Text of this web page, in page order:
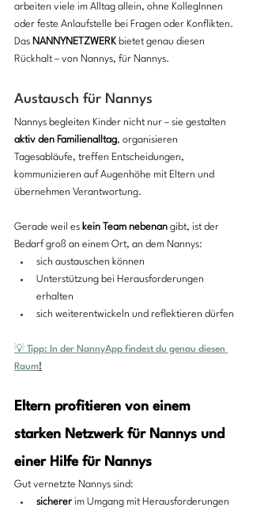
arbeiten viele im Alltag allein, ohne KollegInnen
oder feste Anlaufstelle bei Fragen oder Konflikten.
Das NANNYNETZWERK bietet genau diesen
Rückhalt – von Nannys, für Nannys.
Austausch für Nannys
Nannys begleiten Kinder nicht nur – sie gestalten
aktiv den Familienalltag, organisieren
Tagesabläufe, treffen Entscheidungen,
kommunizieren auf Augenhöhe mit Eltern und
übernehmen Verantwortung.
Gerade weil es kein Team nebenan gibt, ist der
Bedarf groß an einem Ort, an dem Nannys:
sich austauschen können
Unterstützung bei Herausforderungen
erhalten
sich weiterentwickeln und reflektieren dürfen
💡 Tipp: In der NannyApp findest du genau diesen
Raum!
Eltern profitieren von einem
starken Netzwerk für Nannys und
einer Hilfe für Nannys
Gut vernetzte Nannys sind:
sicherer im Umgang mit Herausforderungen